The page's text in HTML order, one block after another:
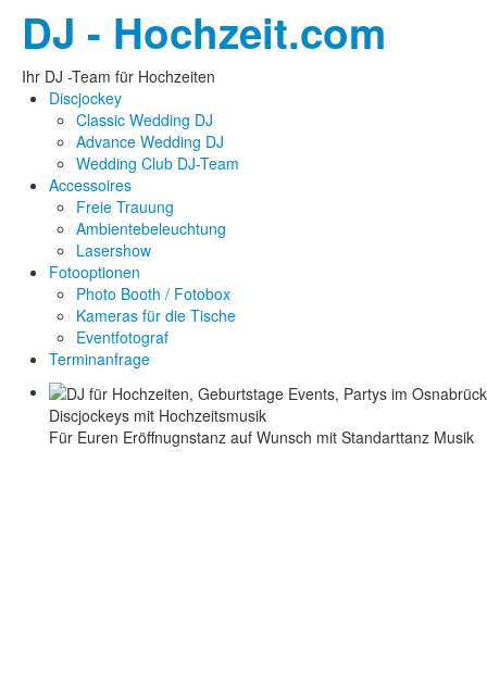
DJ - Hochzeit.com
Ihr DJ -Team für Hochzeiten
Discjockey
Classic Wedding DJ
Advance Wedding DJ
Wedding Club DJ-Team
Accessoires
Freie Trauung
Ambientebeleuchtung
Lasershow
Fotooptionen
Photo Booth / Fotobox
Kameras für die Tische
Eventfotograf
Terminanfrage
Discjockeys mit Hochzeitsmusik
Für Euren Eröffnugnstanz auf Wunsch mit Standarttanz Musik